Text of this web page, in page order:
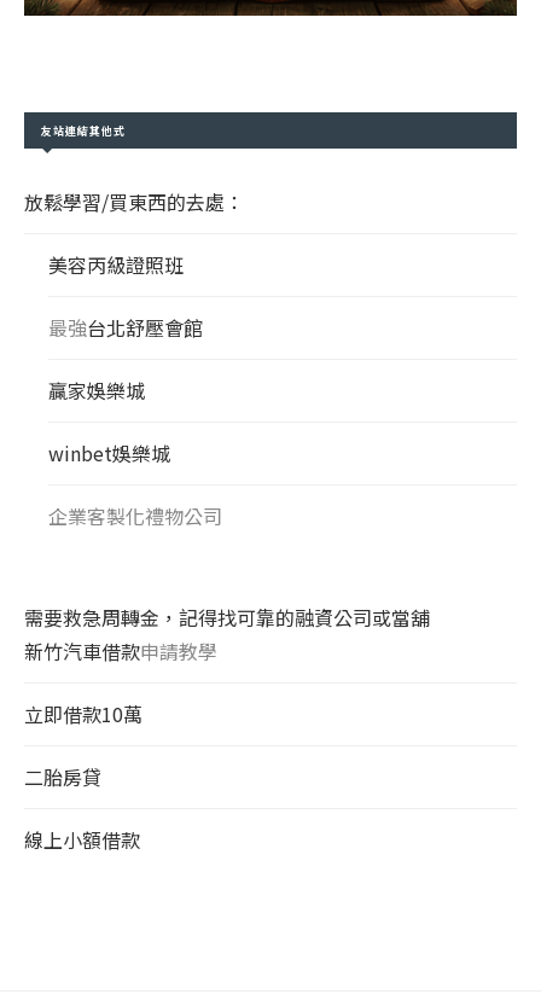
友站連結其他式
放鬆學習/買東西的去處：
美容丙級證照班
最強台北舒壓會館
贏家娛樂城
winbet娛樂城
企業客製化禮物公司
需要救急周轉金，記得找可靠的融資公司或當舖
新竹汽車借款申請教學
立即借款10萬
二胎房貸
線上小額借款